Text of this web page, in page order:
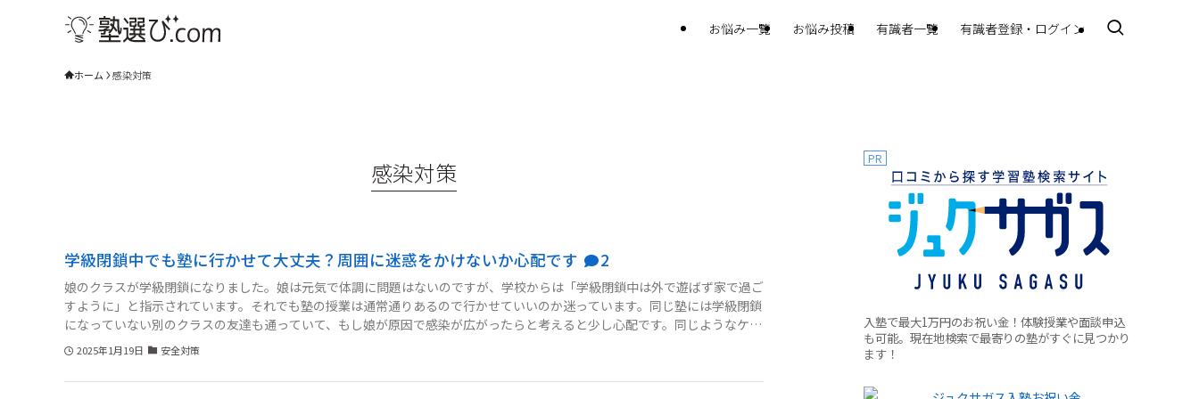
お悩み一覧 お悩み投稿 有識者一覧 有識者登録・ログイン
ホーム 感染対策
感染対策
学級閉鎖中でも塾に行かせて大丈夫？周囲に迷惑をかけないか心配です 2
娘のクラスが学級閉鎖になりました。娘は元気で体調に問題はないのですが、学校からは「学級閉鎖中は外で遊ばず家で過ご
すように」と指示されています。それでも塾の授業は通常通りあるので行かせていいのか迷っています。同じ塾には学級閉鎖
になっていない別のクラスの友達も通っていて、もし娘が原因で感染が広がったらと考えると少し心配です。同じようなケー
スの場合、一般的に他のご家庭はどうしているのか、また、他の塾生や保護者に迷惑をかけないための対応策があれば知りた
いです。
2025年1月19日 安全対策
PR
入塾で最大1万円のお祝い金！体験授業や面談申込
も可能。現在地検索で最寄りの塾がすぐに見つかり
ます！